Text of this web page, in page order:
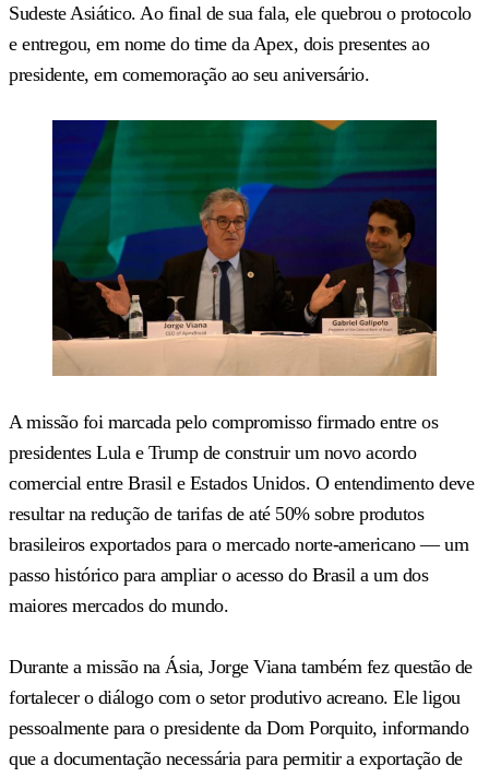
Sudeste Asiático. Ao final de sua fala, ele quebrou o protocolo
e entregou, em nome do time da Apex, dois presentes ao
presidente, em comemoração ao seu aniversário.
A missão foi marcada pelo compromisso firmado entre os
presidentes Lula e Trump de construir um novo acordo
comercial entre Brasil e Estados Unidos. O entendimento deve
resultar na redução de tarifas de até 50% sobre produtos
brasileiros exportados para o mercado norte-americano — um
passo histórico para ampliar o acesso do Brasil a um dos
maiores mercados do mundo.
Durante a missão na Ásia, Jorge Viana também fez questão de
fortalecer o diálogo com o setor produtivo acreano. Ele ligou
pessoalmente para o presidente da Dom Porquito, informando
que a documentação necessária para permitir a exportação de